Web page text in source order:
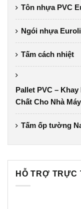
Tôn nhựa PVC
Ngói nhựa
Tấm cách nhiệt
Pallet PVC –
Chất Cho Nhà
Tấm ốp tường
HỖ TRỢ TRỰC